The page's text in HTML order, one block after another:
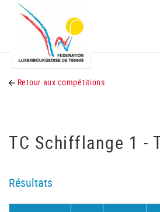
Retour aux compétitions
TC Schifflange 1 -
Résultats